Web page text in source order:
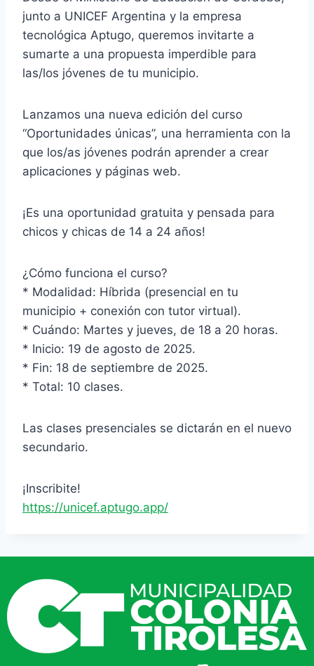
junto a UNICEF Argentina y la empresa
tecnológica Aptugo, queremos invitarte a
sumarte a una propuesta imperdible para
las/los jóvenes de tu municipio.
Lanzamos una nueva edición del curso
“Oportunidades únicas”, una herramienta con la
que los/as jóvenes podrán aprender a crear
aplicaciones y páginas web.
¡Es una oportunidad gratuita y pensada para
chicos y chicas de 14 a 24 años!
¿Cómo funciona el curso?
* Modalidad: Híbrida (presencial en tu
municipio + conexión con tutor virtual).
* Cuándo: Martes y jueves, de 18 a 20 horas.
* Inicio: 19 de agosto de 2025.
* Fin: 18 de septiembre de 2025.
* Total: 10 clases.
Las clases presenciales se dictarán en el nuevo
secundario.
¡Inscribite!
https://unicef.aptugo.app/